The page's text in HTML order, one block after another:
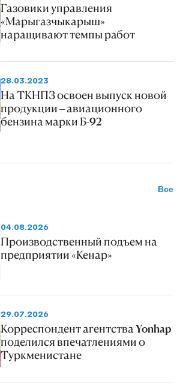
Газовики управления
«Марыгазчыкарыш»
наращивают темпы работ
28.03.2023
На ТКНПЗ освоен выпуск новой
продукции – авиационного
бензина марки Б-92
Все
04.08.2026
Производственный подъем на
предприятии «Кенар»
29.07.2026
Корреспондент агентства Yonhap
поделился впечатлениями о
Туркменистане